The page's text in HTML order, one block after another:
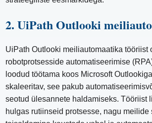
2. UiPath Outlooki
UiPath Outlooki meiliautomaatika tööriist
robotprotsesside automatiseerimise
loodud töötama koos Microsoft
skaleeritav, see pakub
seotud ülesannete haldamiseks. Tööriist
hulgas rutiinseid protsesse, nagu meilide